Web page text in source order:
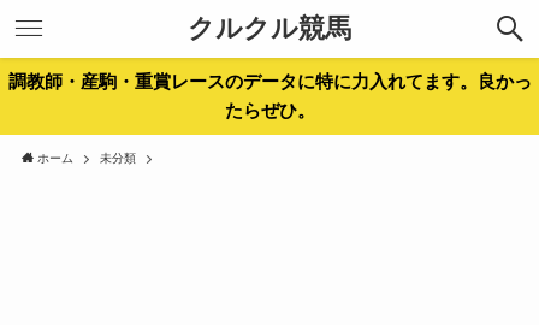
クルクル競馬
調教師・産駒・重賞レースのデータに特に力入れてます。良かっ
たらぜひ。
ホーム 未分類